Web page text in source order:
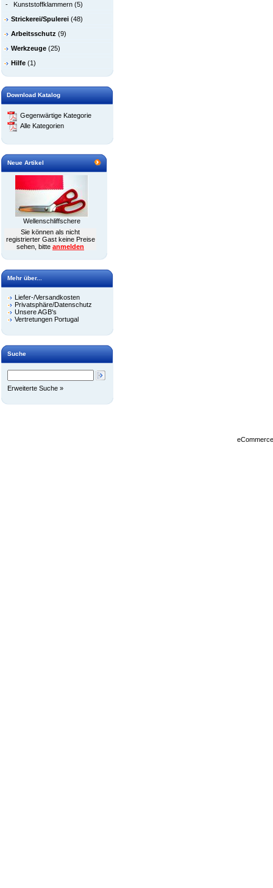
- Kunststoffklammern (5)
Strickerei/Spulerei (48)
Arbeitsschutz (9)
Werkzeuge (25)
Hilfe (1)
Download Katalog
Gegenwärtige Kategorie
Alle Kategorien
Neue Artikel
Wellenschliffschere
Sie können als nicht
registrierter Gast keine Preise
sehen, bitte anmelden
Mehr über...
Liefer-/Versandkosten
Privatsphäre/Datenschutz
Unsere AGB's
Vertretungen Portugal
Suche
Erweiterte Suche »